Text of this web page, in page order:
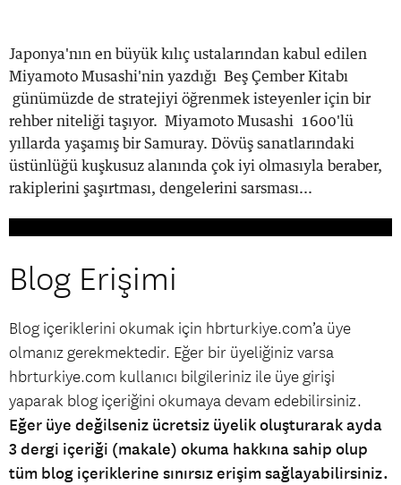
Japonya'nın en büyük kılıç ustalarından kabul edilen
Miyamoto Musashi'nin yazdığı Beş Çember Kitabı
günümüzde de stratejiyi öğrenmek isteyenler için bir
rehber niteliği taşıyor. Miyamoto Musashi 1600'lü
yıllarda yaşamış bir Samuray. Dövüş sanatlarındaki
üstünlüğü kuşkusuz alanında çok iyi olmasıyla beraber,
rakiplerini şaşırtması, dengelerini sarsması...
Blog Erişimi
Blog içeriklerini okumak için hbrturkiye.com’a üye
olmanız gerekmektedir. Eğer bir üyeliğiniz varsa
hbrturkiye.com kullanıcı bilgileriniz ile üye girişi
yaparak blog içeriğini okumaya devam edebilirsiniz.
Eğer üye değilseniz ücretsiz üyelik oluşturarak ayda
3 dergi içeriği (makale) okuma hakkına sahip olup
tüm blog içeriklerine sınırsız erişim sağlayabilirsiniz.